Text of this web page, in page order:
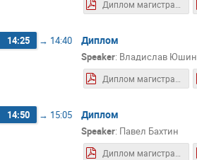
14:25 → 14:40 Диплом
Speaker: Владислав Юшин
14:50 → 15:05 Диплом
Speaker: Павел Бахтин
Диплом магистра 2024.06 Бахтин П.А.pdf